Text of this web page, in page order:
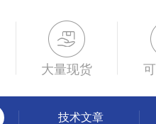
大量现货
技术文章